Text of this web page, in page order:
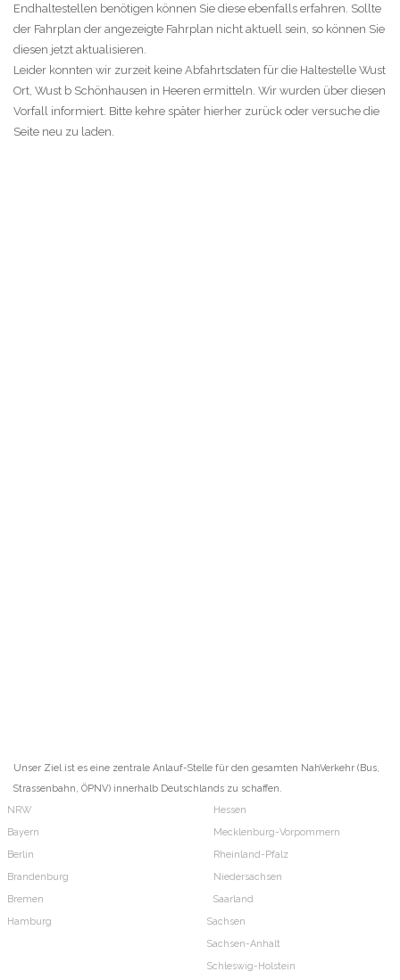
Endhaltestellen benötigen können Sie diese ebenfalls erfahren. Sollte
der Fahrplan der angezeigte Fahrplan nicht aktuell sein, so können Sie
diesen jetzt aktualisieren.
Leider konnten wir zurzeit keine Abfahrtsdaten für die Haltestelle Wust
Ort, Wust b Schönhausen in Heeren ermitteln. Wir wurden über diesen
Vorfall informiert. Bitte kehre später hierher zurück oder versuche die
Seite neu zu laden.
Unser Ziel ist es eine zentrale Anlauf-Stelle für den gesamten NahVerkehr (Bus,
Strassenbahn, ÖPNV) innerhalb Deutschlands zu schaffen.
NRW
Bayern
Berlin
Brandenburg
Bremen
Hamburg
Hessen
Mecklenburg-Vorpommern
Rheinland-Pfalz
Niedersachsen
Saarland
Sachsen
Sachsen-Anhalt
Schleswig-Holstein